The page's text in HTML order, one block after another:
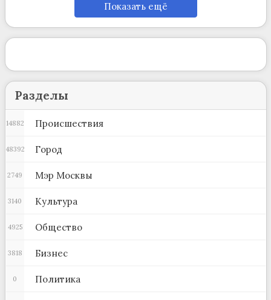
Показать ещё
Разделы
Происшествия
14882
Город
48392
Мэр Москвы
2749
Культура
3140
Общество
4925
Бизнес
3818
Политика
0